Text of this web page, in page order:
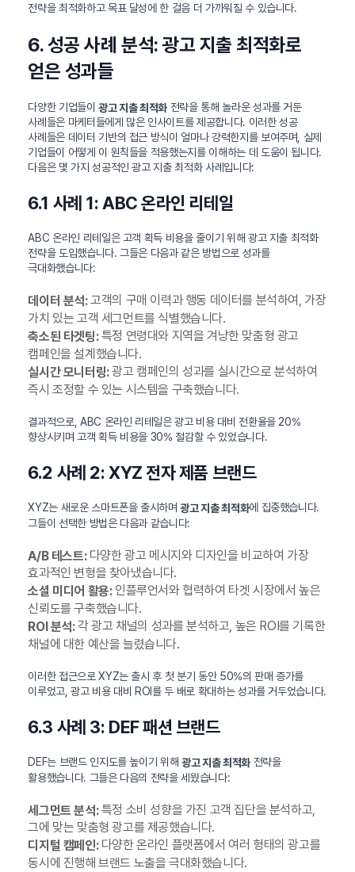
전략을 최적화하고 목표 달성에 한 걸음 더 가까워질 수 있습니다.
6. 성공 사례 분석: 광고 지출 최적화로
얻은 성과들
다양한 기업들이광고 지출 최적화 전략을 통해 놀라운 성과를 거둔
사례들은 마케터들에게 많은 인사이트를 제공합니다. 이러한 성공
사례들은 데이터 기반의 접근 방식이 얼마나 강력한지를 보여주며, 실제
기업들이 어떻게 이 원칙들을 적용했는지를 이해하는 데 도움이 됩니다.
다음은 몇 가지 성공적인 광고 지출 최적화 사례입니다:
6.1 사례 1: ABC 온라인 리테일
ABC 온라인 리테일은 고객 획득 비용을 줄이기 위해 광고 지출 최적화
전략을 도입했습니다. 그들은 다음과 같은 방법으로 성과를
극대화했습니다:
데이터 분석:고객의 구매 이력과 행동 데이터를 분석하여, 가장
가치 있는 고객 세그먼트를 식별했습니다.
축소된 타겟팅:특정 연령대와 지역을 겨냥한 맞춤형 광고
캠페인을 설계했습니다.
실시간 모니터링:광고 캠페인의 성과를 실시간으로 분석하여
즉시 조정할 수 있는 시스템을 구축했습니다.
결과적으로, ABC 온라인 리테일은 광고 비용 대비 전환율을 20%
향상시키며 고객 획득 비용을 30% 절감할 수 있었습니다.
6.2 사례 2: XYZ 전자 제품 브랜드
XYZ는 새로운 스마트폰을 출시하며광고 지출 최적화에 집중했습니다.
그들이 선택한 방법은 다음과 같습니다:
A/B 테스트:다양한 광고 메시지와 디자인을 비교하여 가장
효과적인 변형을 찾아냈습니다.
소셜 미디어 활용:인플루언서와 협력하여 타겟 시장에서 높은
신뢰도를 구축했습니다.
ROI 분석:각 광고 채널의 성과를 분석하고, 높은 ROI를 기록한
채널에 대한 예산을 늘렸습니다.
이러한 접근으로 XYZ는 출시 후 첫 분기 동안 50%의 판매 증가를
이루었고, 광고 비용 대비 ROI를 두 배로 확대하는 성과를 거두었습니다.
6.3 사례 3: DEF 패션 브랜드
DEF는 브랜드 인지도를 높이기 위해광고 지출 최적화전략을
활용했습니다. 그들은 다음의 전략을 세웠습니다:
세그먼트 분석:특정 소비 성향을 가진 고객 집단을 분석하고,
그에 맞는 맞춤형 광고를 제공했습니다.
디지털 캠페인:다양한 온라인 플랫폼에서 여러 형태의 광고를
동시에 진행해 브랜드 노출을 극대화했습니다.